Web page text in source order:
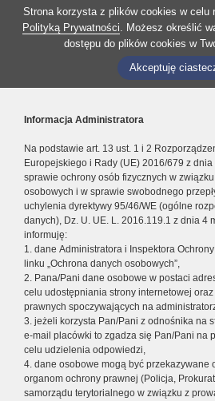
Strona korzysta z plików cookies w celu
Polityką Prywatności. Możesz określić
dostępu do plików cookies w
Akceptuję
Informacja Administratora
Na podstawie art. 13 ust. 1 i 2
Europejskiego i Rady (UE) 2016/679 z
sprawie ochrony osób fizycznych w
osobowych i w sprawie swobodnego
uchylenia dyrektywy 95/46/WE (ogólne
danych), Dz. U. UE. L. 2016.119.1 z dnia 4
informuję:
1. dane Administratora i Inspektora
linku „Ochrona danych osobowych”,
2. Pana/Pani dane osobowe w postaci
celu udostępniania strony internetowej
prawnych spoczywających na
3. jeżeli korzysta Pan/Pani z odnośnika na
e-mail placówki to zgadza się Pan/Pani na
celu udzielenia odpowiedzi,
4. dane osobowe mogą być przekazywane
organom ochrony prawnej (Policja,
samorządu terytorialnego w związku z